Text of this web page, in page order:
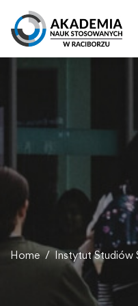
Home Instytut Studiów